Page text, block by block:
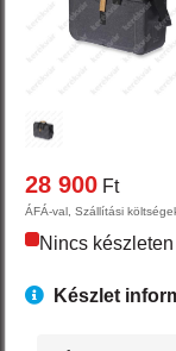
28 900 Ft
ÁFÁ-val, Szállítási
Nincs készleten
Készlet